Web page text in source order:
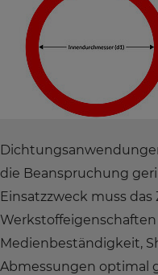
die Beanspruchung
Einsatzzweck muss
Medienbeständigkeit,
Abmessungen optimal